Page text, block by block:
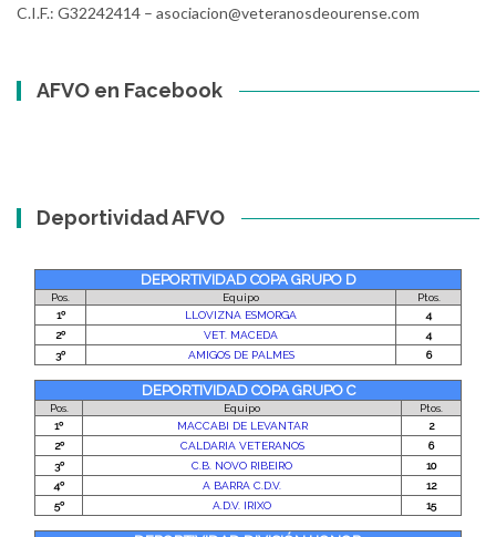
C.I.F.: G32242414 – asociacion@veteranosdeourense.com
AFVO en Facebook
Deportividad AFVO